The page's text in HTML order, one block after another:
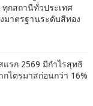
ทุกสถานีทั่วประเทศ
มาตรฐานระดับสีทอง
แรก 2569 มีกำไรสุทธิ
ไตรมาสก่อนกว่า 16%